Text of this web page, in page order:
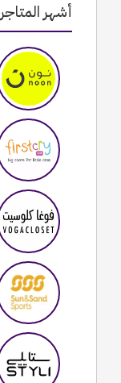
أشهر المتاجر